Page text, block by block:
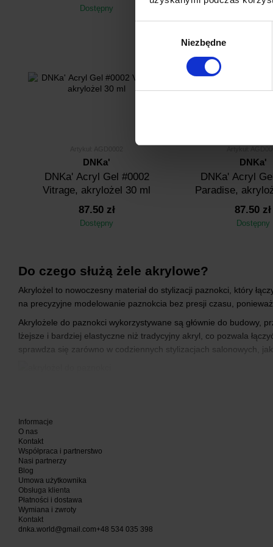
Niezbędne
Do czego służą żele akrylowe?
Akrylożel to nowoczesny materiał do stylizacji paznokci, który
na precyzyjne modelowanie paznokcia bez presji czasu,
Akrylożele do paznokci wykorzystywane są głównie do budowy,
lżejsze i bardziej elastyczne niż tradycyjny akryl, co pozwala
sprawdza się zarówno w codziennych stylizacjach salonowych,
skomplikowanych kształtach, co jest istotne przy intensywnym
korektach architektury paznokcia.
Akrylożele są również chętnie wybierane do wzmacniania
trwałe, odporne na uszkodzenia mechaniczne i jednocześnie
Najczęstsze zastosowania akrylożelu w salonach:
przedłużanie paznokci na formie lub tipsie;
wzmacnianie naturalnej, łamliwej płytki;
Dostępny Dostępny
DNKa'
DNKa' Аcryl Gel #0002
Vitrage, akrylożel 30 ml
87.50 zł
Dostępny
DNKa'
DNKa' Аcryl
Paradise,
87.50 zł
Dostępny
Informacje
O nas
Kontakt
Współpraca i partnerstwo
Nasi partnerzy
Blog
Umowa użytkownika
Obsługa klienta
Płatności i dostawa
Wymiana i zwroty
Kontakt
dnka.world@gmail.com+48 534 035 398